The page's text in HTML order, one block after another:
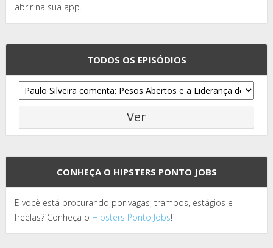
abrir na sua app.
TODOS OS EPISÓDIOS
CONHEÇA O HIPSTERS PONTO JOBS
E você está procurando por vagas, trampos, estágios e
freelas? Conheça o Hipsters Ponto Jobs!